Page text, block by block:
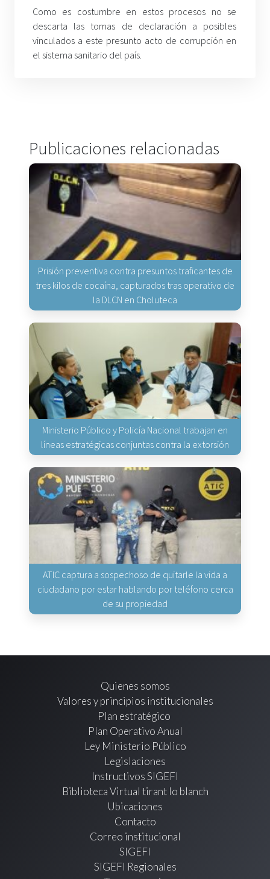
Como es costumbre en estos procesos no se
descarta las tomas de declaración a posibles
vinculados a este presunto acto de corrupción en
el sistema sanitario del país.
Publicaciones relacionadas
Prisión preventiva contra presuntos traficantes de
tres kilos de cocaína, capturados tras operativo de
la DLCN en Choluteca
Ministerio Público y Policía Nacional trabajan en
líneas estratégicas conjuntas contra la extorsión
ATIC captura a sospechoso de quitarle la vida a
ciudadano por estar hablando por teléfono cerca
de su propiedad
Quienes somos
Valores y principios institucionales
Plan estratégico
Plan Operativo Anual
Ley Ministerio Público
Legislaciones
Instructivos SIGEFI
Biblioteca Virtual tirant lo blanch
Ubicaciones
Contacto
Correo institucional
SIGEFI
SIGEFI Regionales